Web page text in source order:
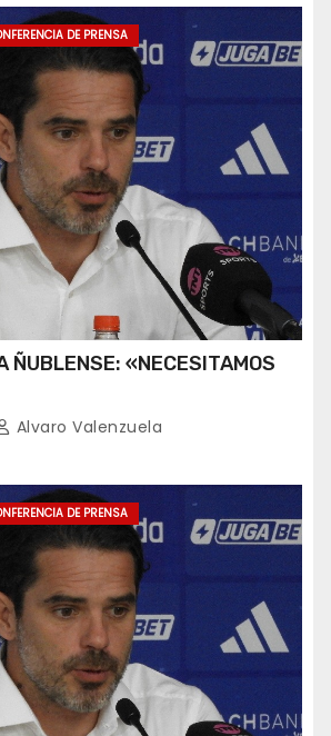
DE PRENSA
ÑUBLENSE: «NECESITAMOS
Alvaro Valenzuela
DE PRENSA